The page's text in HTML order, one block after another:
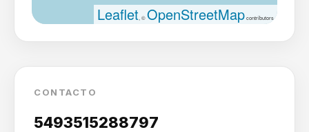
Leaflet , ©OpenStreetMapcontributors
CONTACTO
5493515288797